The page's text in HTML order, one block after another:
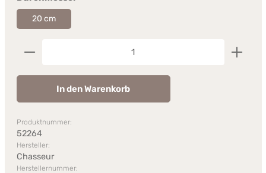
20 cm
Produkt Anzahl: Gib den gewünschten Wert ein
In den Warenkorb
Produktnummer:
52264
Hersteller:
Chasseur
Herstellernummer: